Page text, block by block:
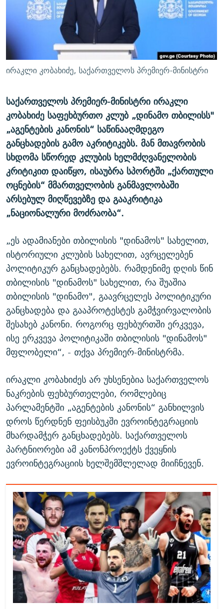
ᲛᲝᲚᲐᲞᲐᲠᲐᲙᲔ ᲢᲔᲥᲡᲢᲔᲑᲘ
ᲨᲘᲜ - ᲣᲪᲮᲝᲔᲗᲨᲘ
ᲚᲘᲢᲔᲠᲐᲢᲣᲠᲣᲚᲘ ᲬᲐᲮᲜᲐᲒᲔᲑᲘ
ᲐᲛᲔᲠᲘᲙᲣᲚᲘ ᲛᲝᲗᲮᲠᲝᲑᲐ
ᲩᲔᲛᲘ ᲡᲘᲙᲕᲓᲘᲚᲘᲡ ᲛᲘᲖᲔᲖᲘᲐ COVID-19
11 ᲬᲔᲚᲘ - 11 ᲐᲛᲑᲐᲕᲘ
ᲡᲐᲞᲐᲠᲚᲐᲛᲔᲜᲢᲝ ᲐᲠᲩᲔᲕᲜᲔᲑᲘᲡ ᲘᲡᲢᲝᲠᲘᲐ
ᲑᲐᲕᲨᲕᲔᲑᲘ ᲞᲠᲝᲡᲢᲘᲢᲣᲪᲘᲐᲨᲘ - ᲐᲛᲝᲣᲗᲥᲛᲔᲚᲘ ᲐᲛᲑᲐᲕᲘ
ᲐᲒᲕᲘᲡᲢᲝᲡ ᲝᲛᲘ
ПРИВЕТ ᲙᲣᲚᲢᲣᲠᲐ
ᲒᲐᲛᲝᲘᲬᲔᲠᲔ
რთე/რთ-ის ყველა საიტი
ირაკლი კობახიძე, საქართველოს პრემიერ-მინისტრი
საქართველოს პრემიერ-მინისტრი ირაკლი
კობახიძე საფეხბურთო კლუბ „დინამო თბილისს"
„აგენტების კანონის“ საწინააღმდეგო
განცხადების გამო აკრიტიკებს. მან მთავრობის
სხდომა სწორედ კლუბის ხელმძღვანელობის
კრიტიკით დაიწყო, ისაუბრა სპორტში „ქართული
ოცნების“ მმართველობის განმავლობაში
არსებულ მიღწევებზე და გააკრიტიკა
„ნაციონალური მოძრაობა“.
„ეს ადამიანები თბილისის "დინამოს" სახელით,
ისტორიული კლუბის სახელით, ავრცელებენ
პოლიტიკურ განცხადებებს. რამდენიმე დღის წინ
თბილისის "დინამოს" სახელით, რა შუაშია
თბილისის "დინამო", გაავრცელეს პოლიტიკური
განცხადება და გააპროტესტეს გამჭვირვალობის
შესახებ კანონი. როგორც ფეხბურთში ერკვევა,
ისე ერკვევა პოლიტიკაში თბილისის "დინამოს"
მფლობელი“, - თქვა პრემიერ-მინისტრმა.
ირაკლი კობახიძეს არ უხსენებია საქართველოს
ნაკრების ფეხბურთელები, რომლებიც
პარლამენტში „აგენტების კანონის“ განხილვის
დროს წერდნენ ფეისბუკში ევროინტეგრაციის
მხარდამჭერ განცხადებებს. საქართველოს
პარტნიორები ამ კანონპროექტს ქვეყნის
ევროინტეგრაციის ხელშემშლელად მიიჩნევენ.